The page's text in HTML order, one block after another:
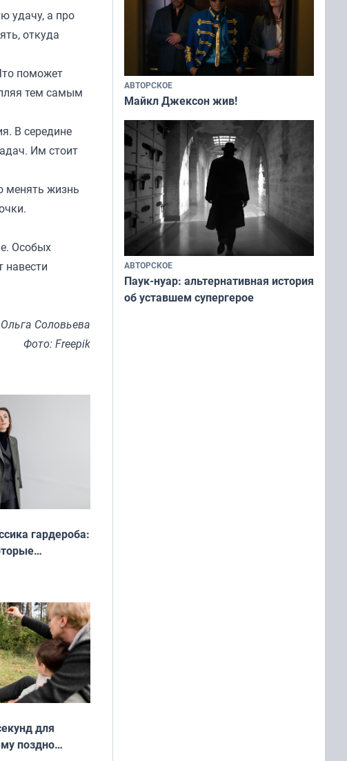
удачу, а про
откуда
поможет
тем самым
В середине
Им стоит
менять жизнь
Особых
навести
Ольга Соловьева
Фото: Freepik
гардероба:
в любой сезон
для
поздно
АВТОРСКОЕ
Майкл Джексон жив!
АВТОРСКОЕ
Паук-нуар: альтернативная история
об уставшем супергерое